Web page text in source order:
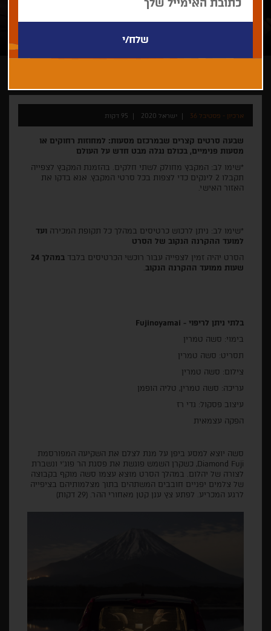
ארכיון - פסטיבל 36 ישראל 2020 95 דקות
שבעה סרטים קצרים שבמרכזם מסעות: למחוזות רחוקים או
מסעות פנימיים, בכולם נגלה מבט חדש על העולם
*שימו לב: המקבץ מחולק לשתי חלקים. בהזמנת המקבץ לצפייה
תקבלו 2 לינקים כדי לצפות בכל סרטי המקבץ. אנא בדקו את
האזור האישי.
*שימו לב: ניתן לרכוש כרטיסים במהלך כל תקופת המכירה ועד
למועד ההקרנה הנקוב של הסרט
הסרט יהיה זמין לצפייה עבור רוכשי הכרטיסים בלבד
במהלך 24
שעות ממועד ההקרנה הנקוב
בלתי ניתן לריפוי - Fujinoyamai
בימוי: סשה טמרין
תסריט: סשה טמרין
צילום: סשה טמרין
עריכה: סשה טמרין, טליה הופמן
עיצוב פסקול: גדי רז
הפקה עצמאית
סשה יוצא למסע ביפן על מנת לצלם את השקיעה המפורסמת
Diamond Fuji, כשקרן השמש פוגשת את פסגת הר פוג׳י ונשברת
לצורה של יהלום. במהלך הסרט מוצא עצמו סשה מוקף בקבוצה
של צלמים יפניים חובבים המשתהים בתוך מצלמותיהם בציפייה
לרגע המכריע. לפתע צץ ענן קטן מאחורי ההר. (29 דקות)